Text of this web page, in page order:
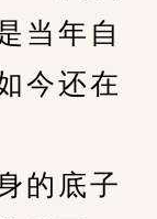
当年自
今还在
的底子